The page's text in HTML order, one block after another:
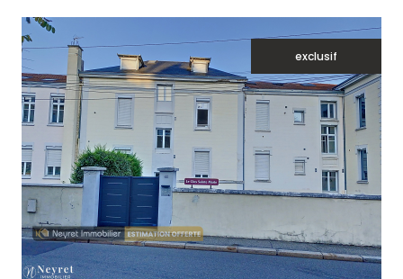
exclusif
voir le bien